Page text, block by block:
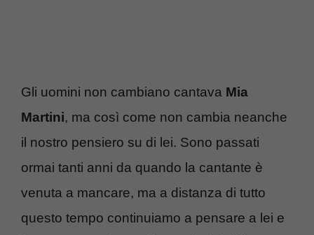
Gli uomini non cambiano cantava Mia
Martini, ma così come non cambia neanche
il nostro pensiero su di lei. Sono passati
ormai tanti anni da quando la cantante è
venuta a mancare, ma a distanza di tutto
questo tempo continuiamo a pensare a lei e